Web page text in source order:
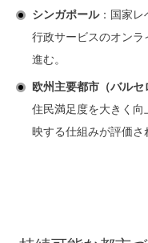
シンガポール：国家レ
行政サービスのオン
進む。
欧州主要都市（バルセ
住民満足度を大きく向
映する仕組みが評価さ